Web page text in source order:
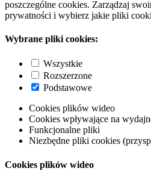
poszczególne cookies. Zarządzaj
prywatności i wybierz jakie pliki
Wybrane pliki cookies:
Wszystkie
Rozszerzone
Podstawowe
Cookies plików wideo
Cookies wpływające na
Funkcjonalne pliki
Niezbędne pliki cookies
Cookies plików wideo